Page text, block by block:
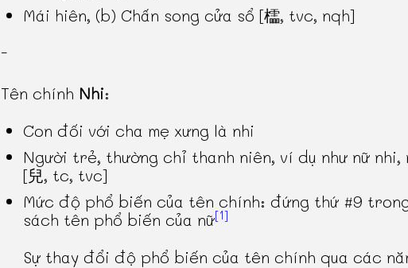
Mái hiên, (b) Chấn song cửa sổ [櫺, tvc, nqh]
-
Tên chính Nhi:
Con đối với cha mẹ xưng là nhi
Người trẻ, thường chỉ thanh niên, ví dụ như nữ nhi,
[兒, tc, tvc]
Mức độ phổ biến của tên chính: đứng thứ #9
sách tên phổ biến của nữ[1]
Sự thay đổi độ phổ biến của tên chính qua các